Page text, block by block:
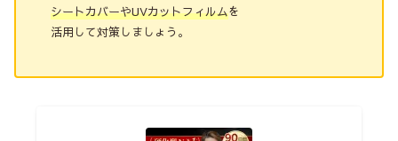
シートカバーやUVカットフィルムを
活用して対策しましょう。